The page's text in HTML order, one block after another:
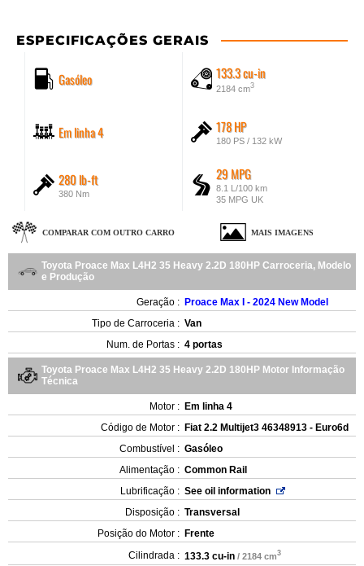
ESPECIFICAÇÕES GERAIS
Gasóleo 133.3 cu-in
2184 cm3
Em linha 4 178 HP
180 PS / 132 kW
280 lb-ft
380 Nm
29 MPG
8.1 L/100 km
35 MPG UK
COMPARAR COM OUTRO CARRO MAIS IMAGENS
Toyota Proace Max L4H2 35 Heavy 2.2D 180HP Carroceria, Modelo
e Produção
Geração : Proace Max I - 2024 New Model
Tipo de Carroceria : Van
Num. de Portas : 4 portas
Toyota Proace Max L4H2 35 Heavy 2.2D 180HP Motor Informação
Técnica
Motor : Em linha 4
Código de Motor : Fiat 2.2 Multijet3 46348913 - Euro6d
Combustível : Gasóleo
Alimentação : Common Rail
Lubrificação : See oil information
Disposição : Transversal
Posição do Motor : Frente
Cilindrada : 133.3 cu-in / 2184 cm3